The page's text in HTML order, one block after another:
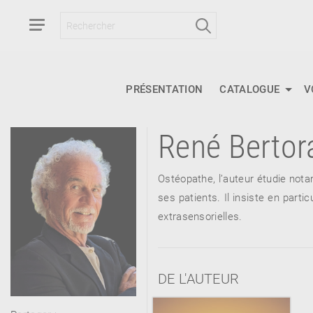
RETOUR
À PARAÎTRE
RETOUR
RETOUR
PRÉSENTATION CATALOGUE
René
Ostéopathe, l’auteur étudie
ses patients. Il insiste en
extrasensorielles.
DE L'AUTEUR